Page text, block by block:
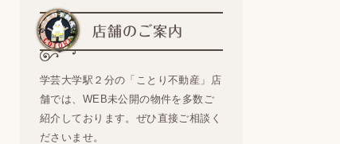
店舗のご案内
学芸大学駅２分の「ことり不動産」店
舗では、WEB未公開の物件を多数ご
紹介しております。ぜひ直接ご相談く
ださいませ。